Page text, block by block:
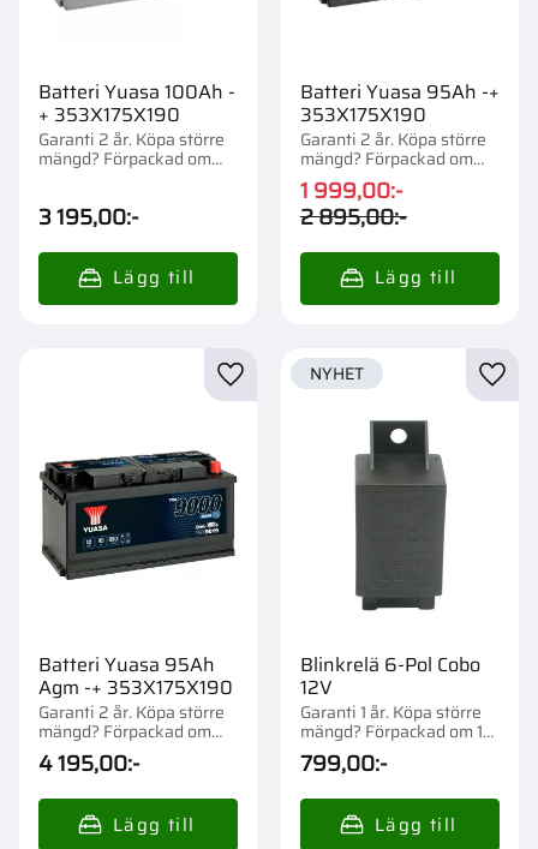
Batteri Yuasa 100Ah -
+ 353X175X190
Garanti 2 år. Köpa större
mängd? Förpackad om
1/36 st.
3 195,00:-
Batteri Yuasa 95Ah -+
353X175X190
Garanti 2 år. Köpa större
mängd? Förpackad om
1/36 st.
1 999,00:-
2 895,00:-
Batteri Yuasa 95Ah
Agm -+ 353X175X190
Garanti 2 år. Köpa större
mängd? Förpackad om
1/36 st.
4 195,00:-
Lägg till i favoriter
Blinkrelä 6-Pol Cobo
12V
Garanti 1 år. Köpa större
mängd? Förpackad om 1
st.
799,00:-
NYHET